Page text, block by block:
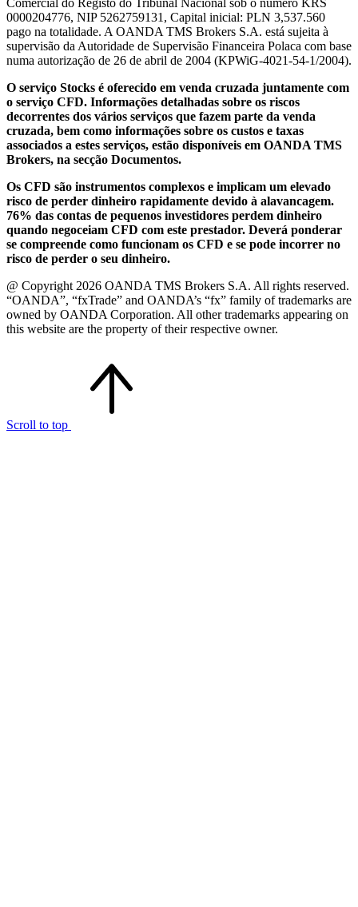
0000204776, NIP 5262759131, Capital inicial: PLN 3,537.560
pago na totalidade. A OANDA TMS Brokers S.A. está sujeita à
supervisão da Autoridade de Supervisão Financeira Polaca com base
numa autorização de 26 de abril de 2004 (KPWiG-4021-54-1/2004).
O serviço Stocks é oferecido em venda cruzada juntamente com
o serviço CFD. Informações detalhadas sobre os riscos
decorrentes dos vários serviços que fazem parte da venda
cruzada, bem como informações sobre os custos e taxas
associados a estes serviços, estão disponíveis em OANDA TMS
Brokers, na secção Documentos.
Os CFD são instrumentos complexos e implicam um elevado
risco de perder dinheiro rapidamente devido à alavancagem.
76% das contas de pequenos investidores perdem dinheiro
quando negoceiam CFD com este prestador. Deverá ponderar
se compreende como funcionam os CFD e se pode incorrer no
risco de perder o seu dinheiro.
@ Copyright 2026 OANDA TMS Brokers S.A. All rights reserved.
“OANDA”, “fxTrade” and OANDA’s “fx” family of trademarks are
owned by OANDA Corporation. All other trademarks appearing on
this website are the property of their respective owner.
Scroll to top